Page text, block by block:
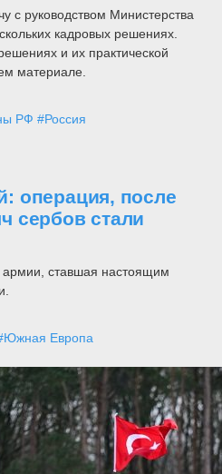
с руководством Министерства
кадровых решениях.
и их практической
материале.
РФ #Россия
операция, после
сербов стали
армии, ставшая настоящим
Европа